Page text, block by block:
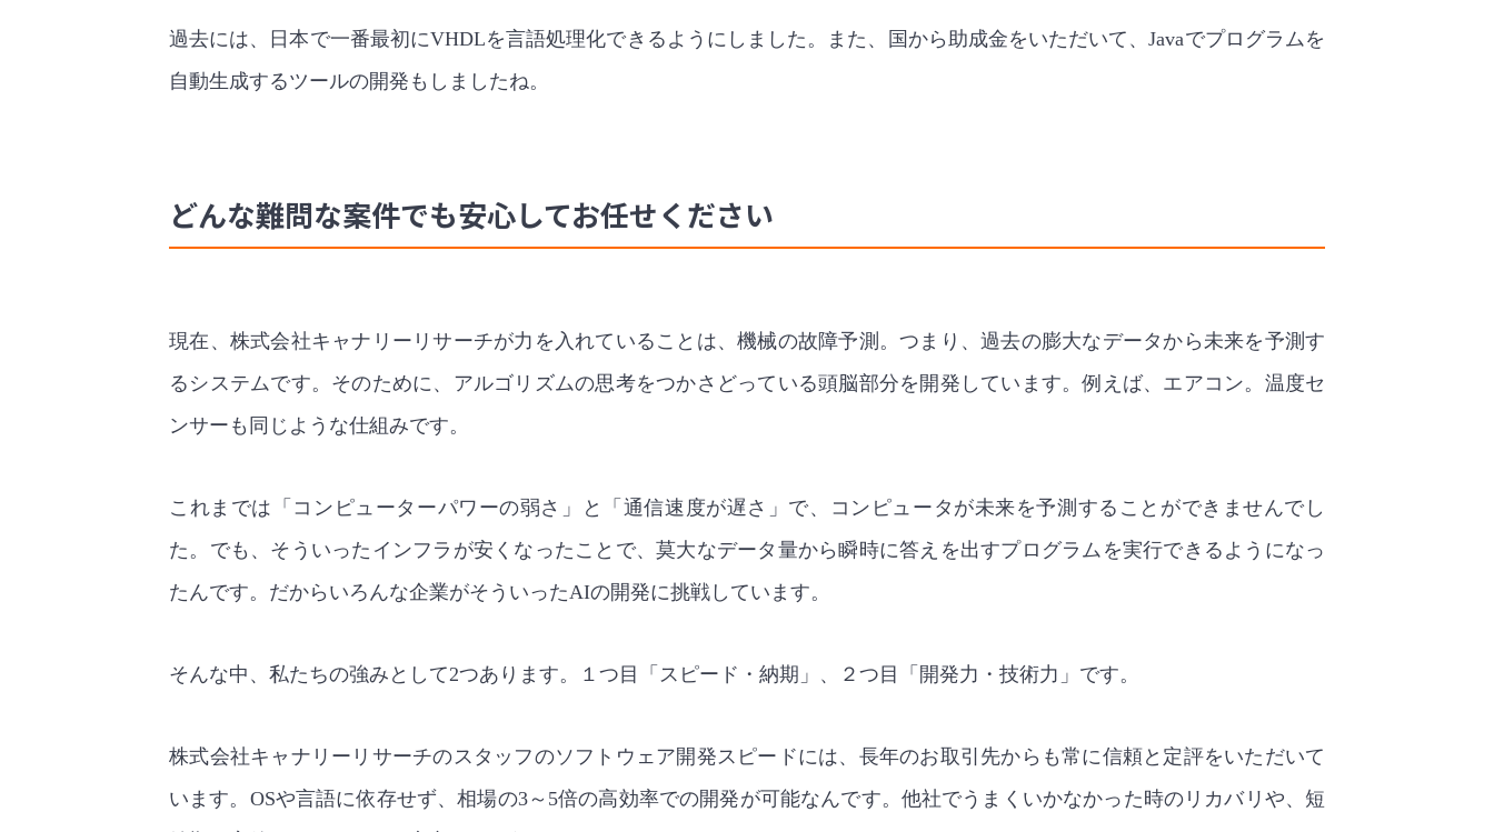
過去には、日本で一番最初にVHDLを言語処理化できるようにしました。また、国から助成金をいただいて、Javaでプログラムを
自動生成するツールの開発もしましたね。
どんな難問な案件でも安心してお任せください
現在、株式会社キャナリーリサーチが力を入れていることは、機械の故障予測。つまり、過去の膨大なデータから未来を予測す
るシステムです。そのために、アルゴリズムの思考をつかさどっている頭脳部分を開発しています。例えば、エアコン。温度セ
ンサーも同じような仕組みです。
これまでは「コンピューターパワーの弱さ」と「通信速度が遅さ」で、コンピュータが未来を予測することができませんでし
た。でも、そういったインフラが安くなったことで、莫大なデータ量から瞬時に答えを出すプログラムを実行できるようになっ
たんです。だからいろんな企業がそういったAIの開発に挑戦しています。
そんな中、私たちの強みとして2つあります。１つ目「スピード・納期」、２つ目「開発力・技術力」です。
株式会社キャナリーリサーチのスタッフのソフトウェア開発スピードには、長年のお取引先からも常に信頼と定評をいただいて
います。OSや言語に依存せず、相場の3～5倍の高効率での開発が可能なんです。他社でうまくいかなかった時のリカバリや、短